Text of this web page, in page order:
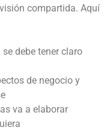
compartida. Aquí
debe tener claro
de negocio y
va a elaborar